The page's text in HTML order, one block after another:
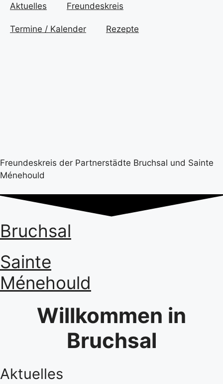
Aktuelles Freundeskreis
Termine / Kalender Rezepte
Freundeskreis der Partnerstädte Bruchsal und Sainte
Ménehould
Bruchsal
Sainte
Ménehould
Willkommen in
Bruchsal
Aktuelles